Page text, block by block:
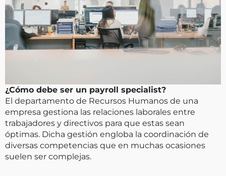
¿Cómo debe ser un payroll specialist?
El departamento de Recursos Humanos de una
empresa gestiona las relaciones laborales entre
trabajadores y directivos para que estas sean
óptimas. Dicha gestión engloba la coordinación de
diversas competencias que en muchas ocasiones
suelen ser complejas.